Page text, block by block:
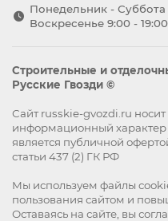
Понедельник - Суббота
Воскресенье 9:00 - 19:00
Строительные и
Русские Гвозди ©
Сайт russkie-gvozdi.ru
информационный характер
является публичной
статьи 437 (2) ГК РФ
Мы используем файлы
пользования сайтом и
Оставаясь на сайте, вы